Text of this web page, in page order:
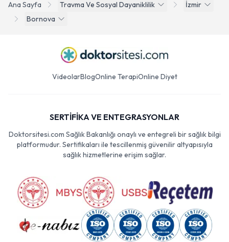
Ana Sayfa Travma Ve Sosyal Dayaniklilik
İzmir
Bornova
VideolarBlogOnline TerapiOnline Diyet
SERTİFİKA VE ENTEGRASYONLAR
Doktorsitesi.com Sağlık Bakanlığı onaylı ve entegreli bir sağlık bilgi
platformudur. Sertifikaları ile tescillenmiş güvenilir altyapısıyla
sağlık hizmetlerine erişim sağlar.